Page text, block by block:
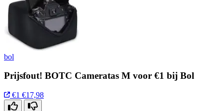
bol
Prijsfout! BOTC Cameratas M voor €1 bij Bol
€1 €17,98